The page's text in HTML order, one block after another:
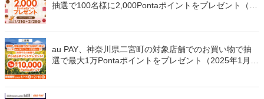
抽選で100名様に2,000Pontaポイントをプレゼント（20
au PAY、神奈川県二宮町の対象店舗でのお買い物で抽
選で最大1万Pontaポイントをプレゼント（2025年1月1